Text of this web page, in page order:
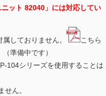
ット 82040」には対応してい
しておりません。
こちら
準備中です）
104シリーズを使用することは
ん。